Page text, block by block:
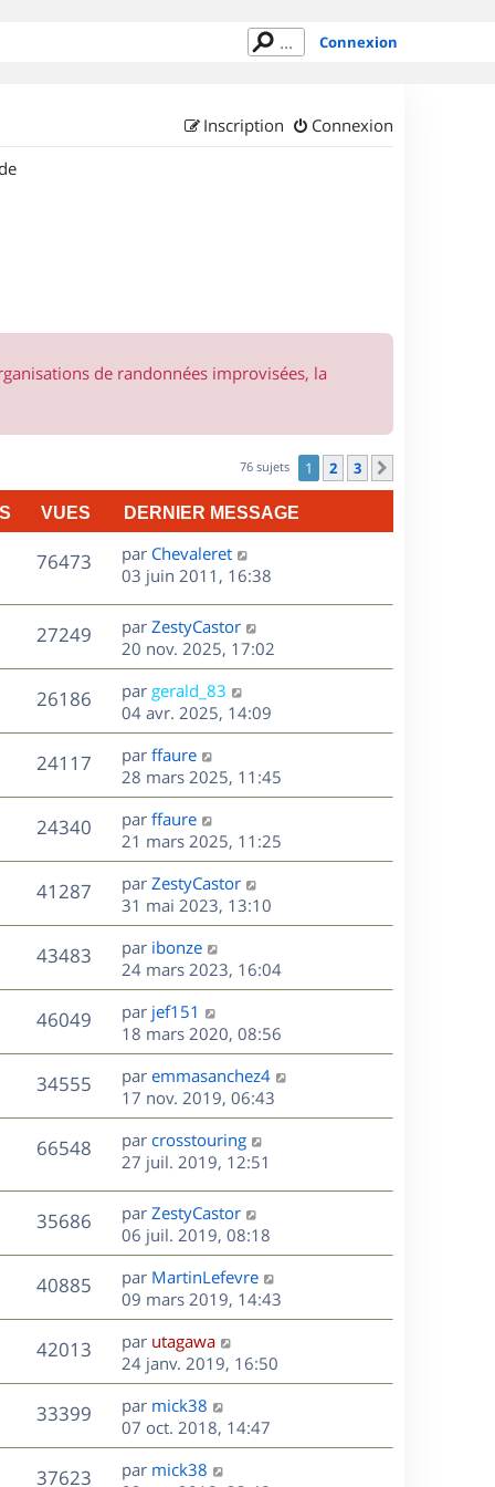
Connexion
Connexion
Inscription
de randonnées improvisées, la
76 sujets 1 2 3
VUES DERNIER MESSAGE
76473V
u
e
D
e
n
i
e
r
m
e
s
s
a
g
e
par Chevaleret
03 juin 2011, 16:38
27249V
u
e
s
D
e
r
n
i
e
r
m
e
s
s
a
g
e
par ZestyCastor
20 nov. 2025, 17:02
26186V
u
s
D
e
r
n
i
e
r
m
e
s
s
a
g
e
par gerald_83
04 avr. 2025, 14:09
24117V
u
s
D
e
r
n
i
e
r
m
e
s
s
a
g
e
par ffaure
28 mars 2025, 11:45
24340V
u
s
D
e
r
n
i
e
r
m
e
s
s
a
g
e
par ffaure
21 mars 2025, 11:25
41287V
u
e
s
D
e
r
n
i
e
r
m
e
s
s
a
g
e
par ZestyCastor
31 mai 2023, 13:10
43483V
u
D
e
r
n
i
e
r
m
e
s
s
a
g
e
par ibonze
24 mars 2023, 16:04
46049V
u
s
D
e
r
n
i
e
r
m
e
s
s
a
g
e
par jef151
18 mars 2020, 08:56
34555V
u
e
D
e
r
n
i
r
m
e
s
s
a
g
e
par emmasanchez4
17 nov. 2019, 06:43
66548V
u
e
D
e
i
e
r
m
e
s
s
a
g
e
par crosstouring
27 juil. 2019, 12:51
35686V
u
s
D
e
r
n
i
e
r
m
e
s
s
a
g
par ZestyCastor
06 juil. 2019, 08:18
40885V
u
e
s
D
e
r
n
i
e
r
m
e
s
par MartinLefevre
09 mars 2019, 14:43
42013V
u
s
D
e
r
n
i
e
r
par utagawa
24 janv. 2019, 16:50
33399V
u
D
e
r
n
par mick38
07 oct. 2018, 14:47
37623V
D
par mick38